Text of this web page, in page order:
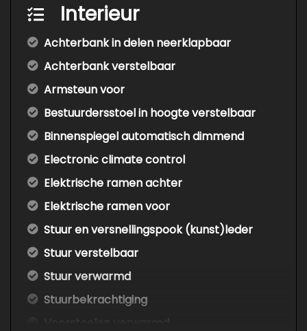
Interieur
Achterbank in delen neerklapbaar
Achterbank verstelbaar
Armsteun voor
Bestuurdersstoel in hoogte verstelbaar
Binnenspiegel automatisch dimmend
Electronic climate control
Elektrische ramen achter
Elektrische ramen voor
Stuur en versnellingspook (kunst)leder
Stuur verstelbaar
Stuur verwarmd
Stuurbekrachtiging